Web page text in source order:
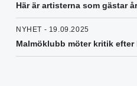
Här är artisterna som gästar
NYHET - 19.09.2025
Malmöklubb möter kritik